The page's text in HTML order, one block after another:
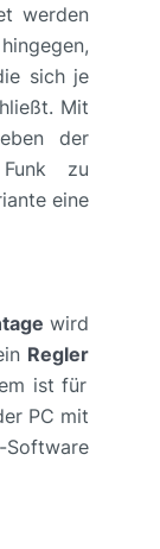
werden
sich je
Mit
der
zu
eine
wird
Regler
ist für
PC mit